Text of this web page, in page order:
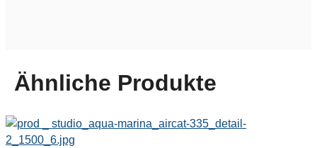
Ähnliche Produkte